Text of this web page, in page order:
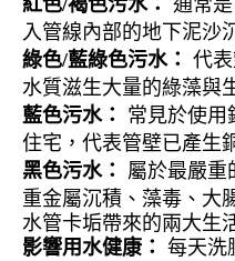
紅色/褐色污水： 通常
入管線內部的地下泥沙
綠色/藍綠色污水： 代
水質滋生大量的綠藻與
藍色污水：
常見於使用
住宅，代表管壁已產生
黑色污水：
屬於最嚴重
重金屬沉積、藻毒、大
水管卡垢帶來的兩大生
影響用水健康： 每天洗